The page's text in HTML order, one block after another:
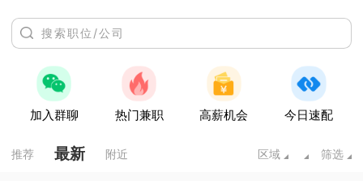
加入群聊 热门兼职 高薪机会 今日速配
推荐 最新 附近 区域 筛选